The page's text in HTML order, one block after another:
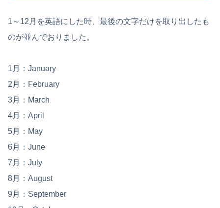
1～12月を英語にした時、最後の文字だけを取り出したも
のが並んでおりました。
1月：January
2月：February
3月：March
4月：April
5月：May
6月：June
7月：July
8月：August
9月：September